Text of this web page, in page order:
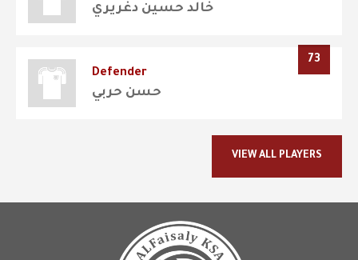
خالد حسين دغريري
73
Defender
حسن حربي
VIEW ALL PLAYERS